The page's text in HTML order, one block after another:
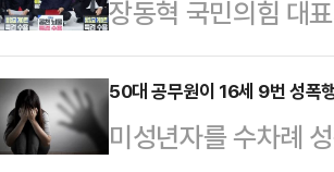
움증권이 참여한다.
이 과정에서 일…
대법관)는 최근 김모
포상금 8500만원을
했다.김씨는 2015년
고다. 경기도에서 발
장동혁 국민의힘 대
의 정당 지지율 격차
와 더불어민주당 공
종 악재로 여권이 역
50대 공무원이 16세 9번 성폭
미성년자를 수차례